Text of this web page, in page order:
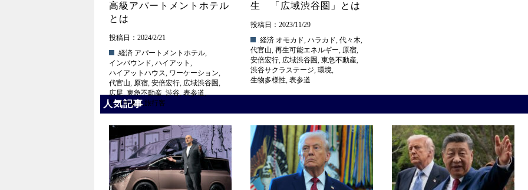
高級アパートメントホテル
とは
投稿日：2024/2/21
.経済 アパートメントホテル,
インバウンド, ハイアット ,
ハイアットハウス, ワーケーション,
代官山, 原宿, 安倍宏行, 広域渋谷圏,
広尾,東急不動産,渋谷,表参道,
訪日外国人旅行客
生 「広域渋谷圏」とは
投稿日：2023/11/29
.経済 オモカド, ハラカド, 代々木,
代官山, 再生可能エネルギー, 原宿,
安倍宏行, 広域渋谷圏, 東急不動産,
渋谷サクラステージ, 環境,
生物多様性, 表参道
人気記事